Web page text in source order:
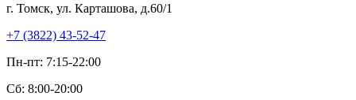
г. Томск, ул. Карташова, д.60/1
+7 (3822) 43-52-47
Пн-пт: 7:15-22:00
Сб: 8:00-20:00